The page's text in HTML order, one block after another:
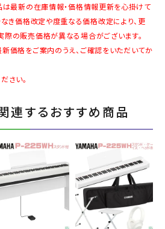
は最新の在庫情報・価格情報更新を心掛けて
き価格改定や度重なる価格改定により、更
の販売価格が異なる場合がございます。
価格をご案内のうえ、ご確認をいただいてか
さい。
連するおすすめ商品